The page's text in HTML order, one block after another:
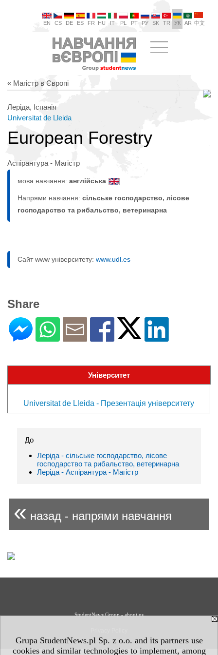
Grupa StudentNews.pl Sp. z o.o. and its partners use
cookies and similar technologies to implement, among
EN CS DE ES FR HU IT PL PT РУ SK TR УК AR 中文
« Магістр в Європі
Леріда, Іспанія
Universitat de Lleida
European Forestry
Аспірантура - Магістр
мова навчання: англійська
Напрями навчання: сільське господарство, лісове
господарство та рибальство, ветеринарна
Сайт www університету: www.udl.es
Share
Університет
Universitat de Lleida - Презентація університету
До
Леріда - сільське господарство, лісове
господарство та рибальство, ветеринарна
Леріда - Аспірантура - Магістр
« назад - напрями навчання
StudentNews Group - about us